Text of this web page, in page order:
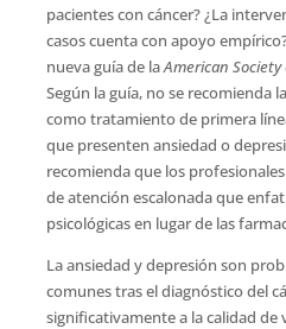
pacientes con cáncer? ¿La
casos cuenta con apoyo
nueva guía de laAmerican Society
Según la guía, no se recomienda
como tratamiento de primera
que presenten ansiedad o
recomienda que los
de atención escalonada que
psicológicas en lugar de las
La ansiedad y depresión son
comunes tras el diagnóstico del
significativamente a la calidad de